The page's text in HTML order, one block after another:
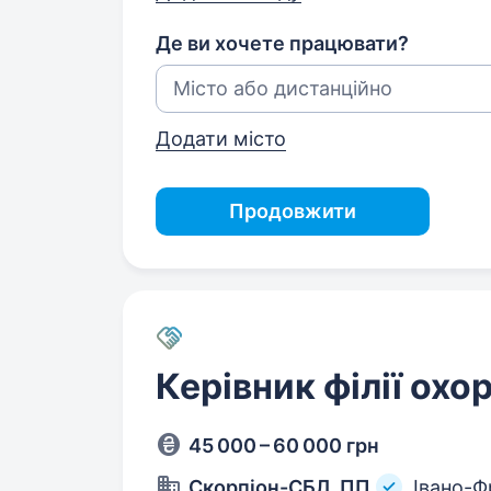
Де ви хочете працювати?
Додати місто
Продовжити
Керівник філії
45 000 – 60 000 грн